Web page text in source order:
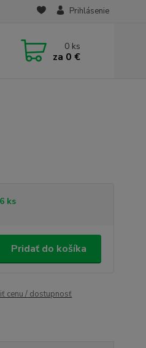
Prihlásenie
0 ks
za 0 €
ks
Pridať do košíka
cenu / dostupnosť